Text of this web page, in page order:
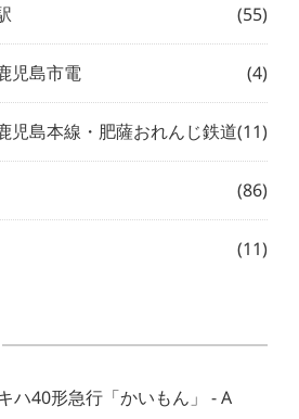
(55)
児島市電 (4)
児島本線・肥薩おれんじ鉄道(11)
(86)
(11)
ハ40形急行「かいもん」 - A